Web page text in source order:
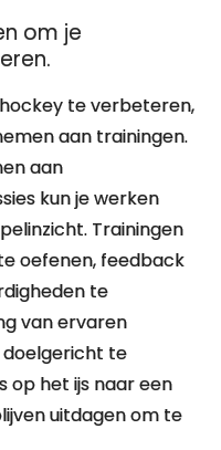
om je
te verbeteren,
aan trainingen.
aan
kun je werken
Trainingen
oefenen, feedback
te
van ervaren
doelgericht te
op het ijs naar een
uitdagen om te